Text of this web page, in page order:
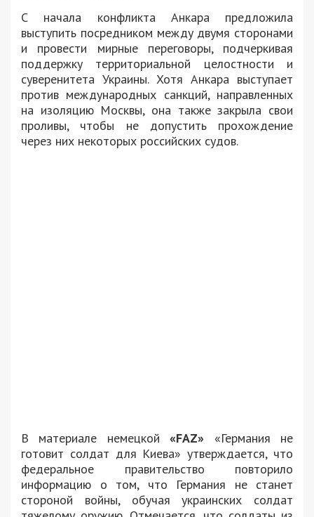
С начала конфликта Анкара предложила
выступить посредником между двумя сторонами
и провести мирные переговоры, подчеркивая
поддержку территориальной целостности и
суверенитета Украины. Хотя Анкара выступает
против международных санкций, направленных
на изоляцию Москвы, она также закрыла свои
проливы, чтобы не допустить прохождение
через них некоторых российских судов.
В материале немецкой«FAZ» «Германия не
готовит солдат для Киева» утверждается, что
федеральное правительство повторило
информацию о том, что Германия не станет
стороной войны, обучая украинских солдат